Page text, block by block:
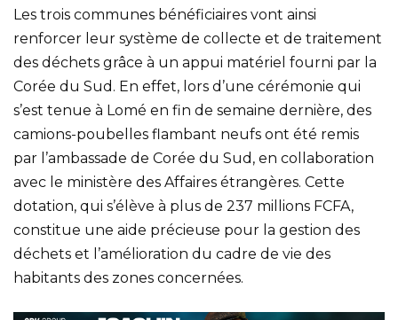
Les trois communes bénéficiaires vont ainsi
renforcer leur système de collecte et de traitement
des déchets grâce à un appui matériel fourni par la
Corée du Sud. En effet, lors d’une cérémonie qui
s’est tenue à Lomé en fin de semaine dernière, des
camions-poubelles flambant neufs ont été remis
par l’ambassade de Corée du Sud, en collaboration
avec le ministère des Affaires étrangères. Cette
dotation, qui s’élève à plus de 237 millions FCFA,
constitue une aide précieuse pour la gestion des
déchets et l’amélioration du cadre de vie des
habitants des zones concernées.